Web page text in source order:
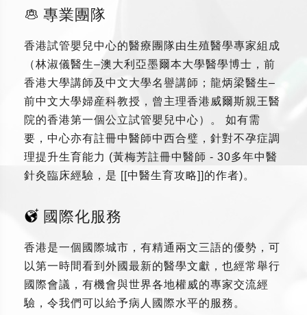
專業團隊
香港試管嬰兒中心的醫療團隊由生殖醫學專家組成
（林淑儀醫生–澳大利亞墨爾本大學醫學博士，前
香港大學講師及中文大學名譽講師；龍炳梁醫生–
前中文大學婦産科教授，曾主理香港威爾斯親王醫
院的香港第一個公立試管嬰兒中心）。 如有需
要，中心亦有註冊中醫師中西合璧，針對不孕症調
理提升生育能力 (黃梅芳註冊中醫師 - 30多年中醫
針灸臨床經驗，是 [[中醫生育攻略]]的作者)。
國際化服務
香港是一個國際城市，有精通兩文三語的優勢，可
以第一時間看到外國最新的醫學文獻，也經常舉行
國際會議，有機會與世界各地權威的專家交流經
驗，令我們可以給予病人國際水平的服務。